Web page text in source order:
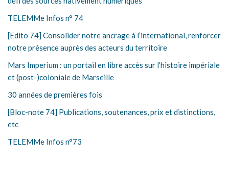
TELEMMe Infos n° 74
[Edito 74] Consolider notre ancrage à l’international, renforcer
notre présence auprès des acteurs du territoire
Mars Imperium : un portail en libre accès sur l’histoire impériale
et (post-)coloniale de Marseille
30 années de premières fois
[Bloc-note 74] Publications, soutenances, prix et distinctions,
etc
TELEMMe Infos n°73